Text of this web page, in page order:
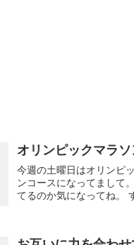
オリンピックマラ
今週の土曜日はオリンピ
ンコースになってまして
てるのか気になってね。